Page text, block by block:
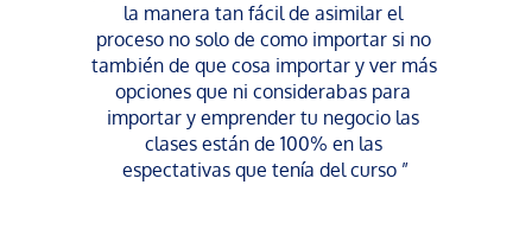
la manera tan fácil de asimilar el
proceso no solo de como importar si no
también de que cosa importar y ver más
opciones que ni considerabas para
importar y emprender tu negocio las
clases están de 100% en las
espectativas que tenía del curso ”